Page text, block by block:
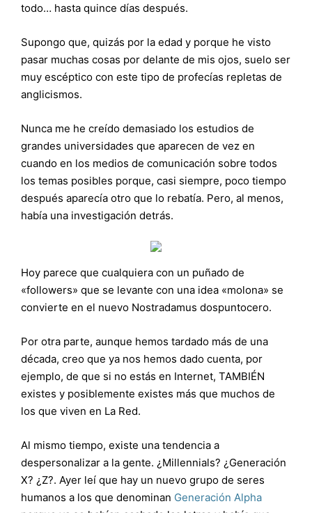
todo… hasta quince días después.
Supongo que, quizás por la edad y porque he visto
pasar muchas cosas por delante de mis ojos, suelo ser
muy escéptico con este tipo de profecías repletas de
anglicismos.
Nunca me he creído demasiado los estudios de
grandes universidades que aparecen de vez en
cuando en los medios de comunicación sobre todos
los temas posibles porque, casi siempre, poco tiempo
después aparecía otro que lo rebatía. Pero, al menos,
había una investigación detrás.
Hoy parece que cualquiera con un puñado de
«followers» que se levante con una idea «molona» se
convierte en el nuevo Nostradamus dospuntocero.
Por otra parte, aunque hemos tardado más de una
década, creo que ya nos hemos dado cuenta, por
ejemplo, de que si no estás en Internet, TAMBIÉN
existes y posiblemente existes más que muchos de
los que viven en La Red.
Al mismo tiempo, existe una tendencia a
despersonalizar a la gente. ¿Millennials? ¿Generación
X? ¿Z?. Ayer leí que hay un nuevo grupo de seres
humanos a los que denominan Generación Alpha